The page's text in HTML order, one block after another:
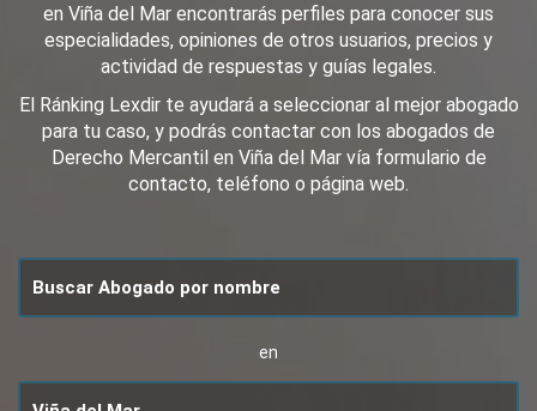
en Viña del Mar encontrarás perfiles para conocer sus
especialidades, opiniones de otros usuarios, precios y
actividad de respuestas y guías legales.
El Ránking Lexdir te ayudará a seleccionar al mejor abogado
para tu caso, y podrás contactar con los abogados de
Derecho Mercantil en Viña del Mar vía formulario de
contacto, teléfono o página web.
en